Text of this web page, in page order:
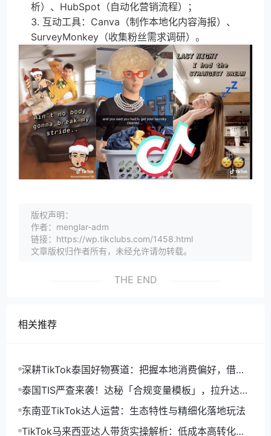
析）、HubSpot（自动化营销流程）；
互动工具：Canva（制作本地化内容海报）、
SurveyMonkey（收集粉丝需求调研）。
版权声明：
作者：menglar-adm
链接：https://wp.tikclubs.com/1458.html
文章版权归作者所有，未经允许请勿转载。
THE END
相关推荐
深耕TikTok泰国好物赛道：把握本地消费偏好，借力
达人营销高效打爆单品
泰国TIS严查来袭！达秘「合规变量模板」，拉升达人
建联有效转化率
东南亚TikTok达人运营：生态特性与精细化落地玩法
TikTok马来西亚达人带货实操解析：低成本高转化赛